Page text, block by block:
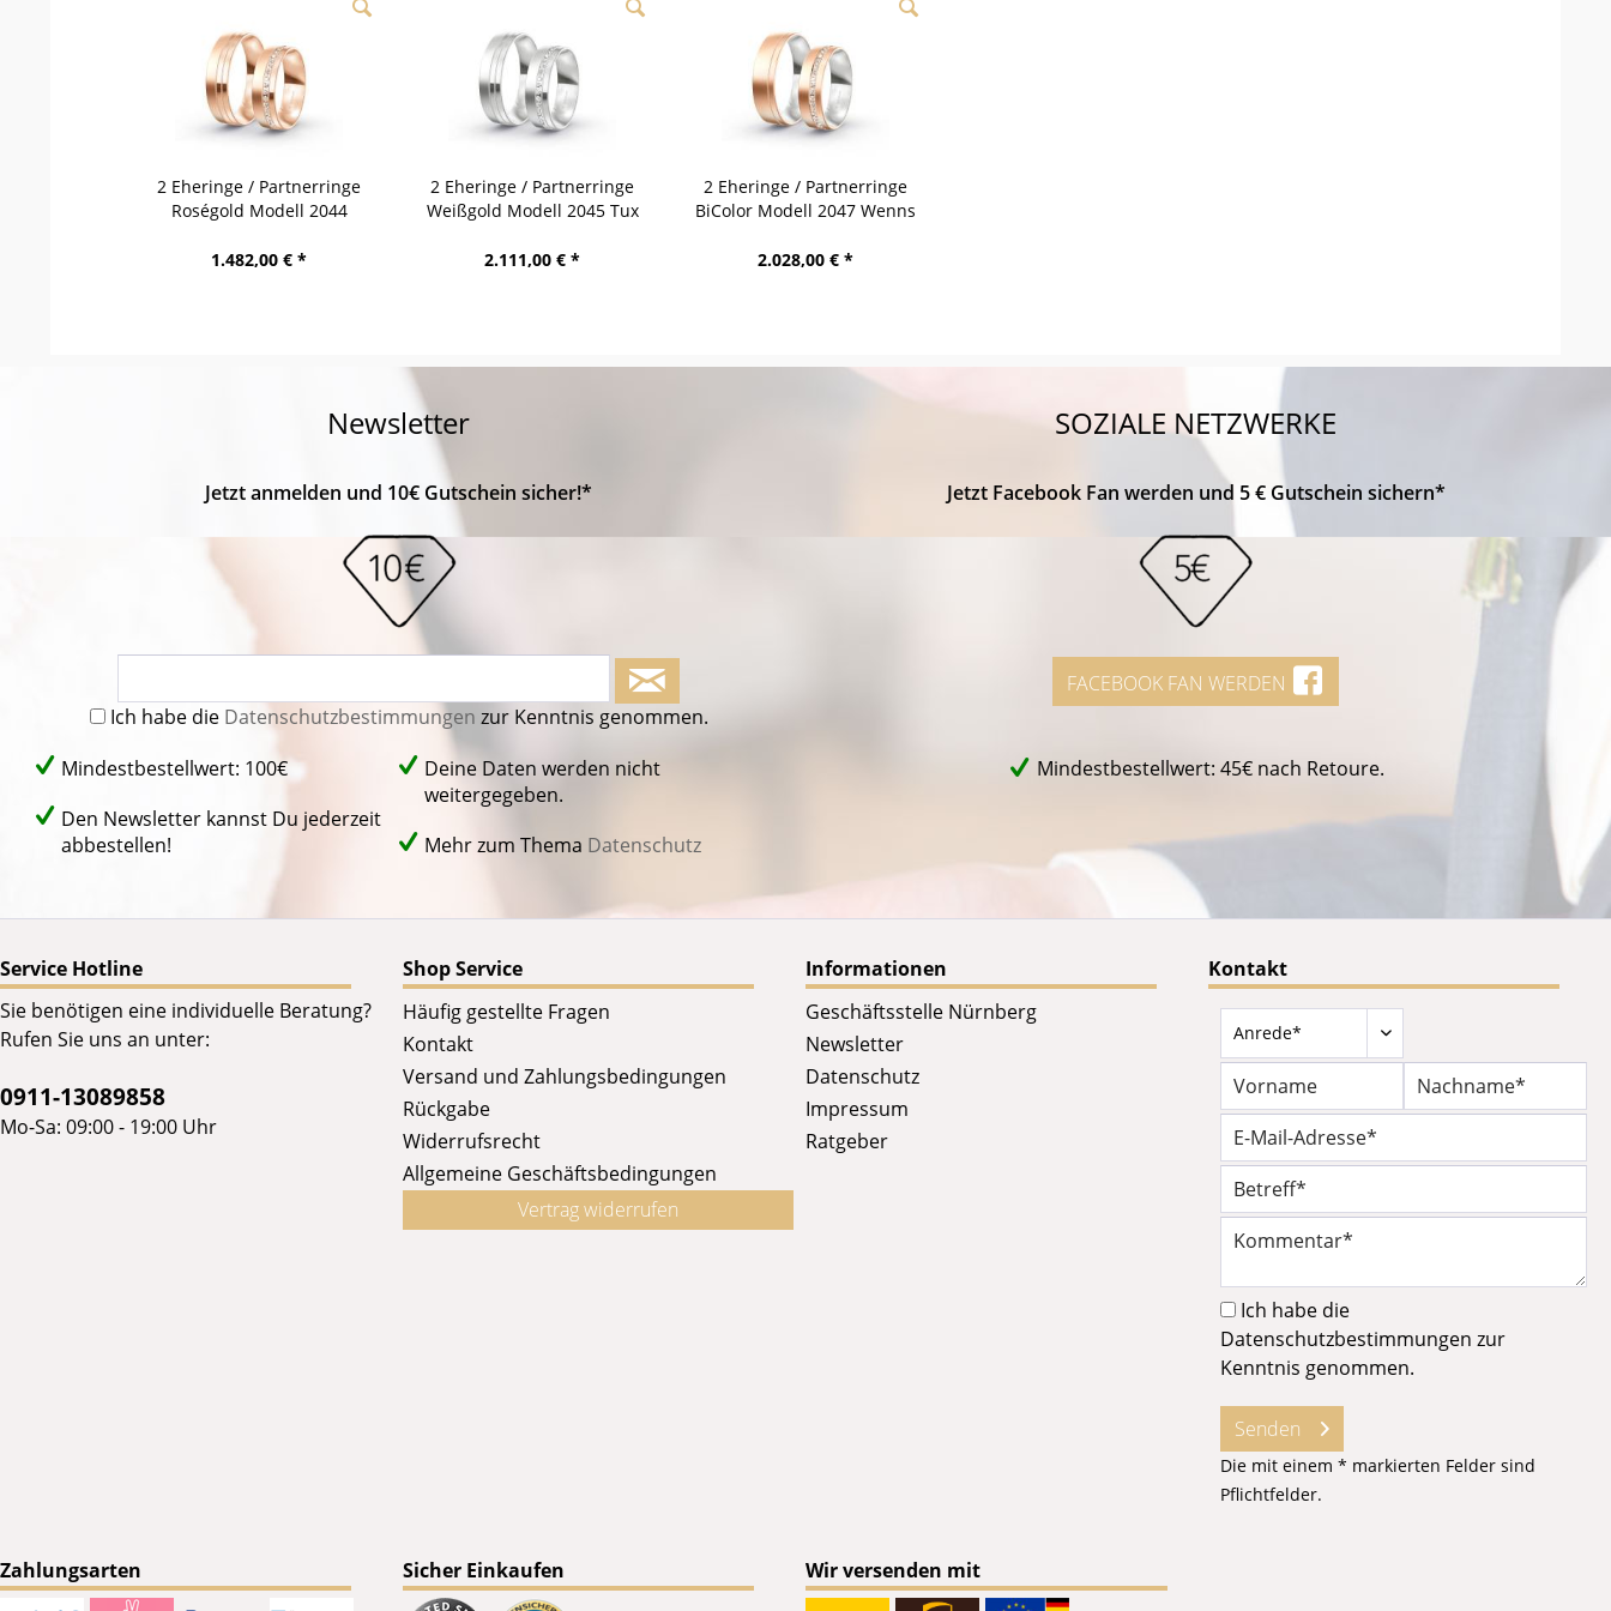
2 Eheringe / Partnerringe
Roségold Modell 2044
1.482,00 € *
2 Eheringe / Partnerringe
Weißgold Modell 2045 Tux
2.111,00 € *
2 Eheringe / Partnerringe
BiColor Modell 2047 Wenns
2.028,00 € *
Newsletter
Jetzt anmelden und 10€ Gutschein sicher!*
Ich habe die Datenschutzbestimmungen zur Kenntnis genommen.
Mindestbestellwert: 100€
Den Newsletter kannst Du jederzeit
abbestellen!
Deine Daten werden nicht
weitergegeben.
Mehr zum Thema Datenschutz
SOZIALE NETZWERKE
Jetzt Facebook Fan werden und 5 € Gutschein sichern*
FACEBOOK FAN WERDEN
Mindestbestellwert: 45€ nach Retoure.
Service Hotline
Sie benötigen eine individuelle Beratung?
Rufen Sie uns an unter:
0911-13089858
Mo-Sa: 09:00 - 19:00 Uhr
Shop Service
Häufig gestellte Fragen
Kontakt
Versand und Zahlungsbedingungen
Rückgabe
Widerrufsrecht
Allgemeine Geschäftsbedingungen
Vertrag widerrufen
Informationen
Geschäftsstelle Nürnberg
Newsletter
Datenschutz
Impressum
Ratgeber
Kontakt
Ich habe die
Datenschutzbestimmungen zur
Kenntnis genommen.
Senden
Die mit einem * markierten Felder sind
Pflichtfelder.
Zahlungsarten Sicher Einkaufen Wir versenden mit